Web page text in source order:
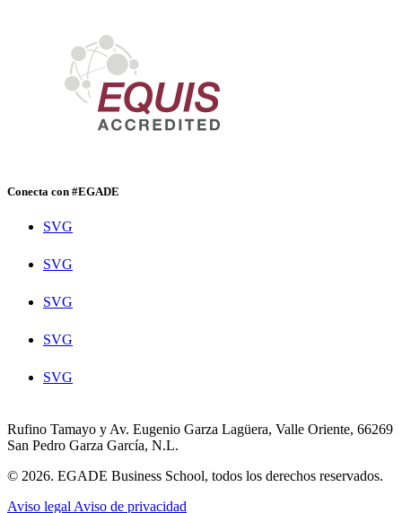
Conecta con #EGADE
SVG
SVG
SVG
SVG
SVG
Rufino Tamayo y Av. Eugenio Garza Lagüera, Valle Oriente, 66269
San Pedro Garza García, N.L.
© 2026. EGADE Business School, todos los derechos reservados.
Aviso legal Aviso de privacidad